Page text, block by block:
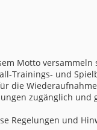
Motto
Trainings- und
die
zugänglich
Regelungen und